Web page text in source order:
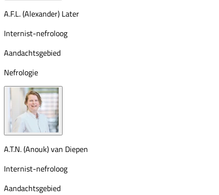
A.F.L. (Alexander) Later
Internist-nefroloog
Aandachtsgebied
Nefrologie
A.T.N. (Anouk) van Diepen
Internist-nefroloog
Aandachtsgebied